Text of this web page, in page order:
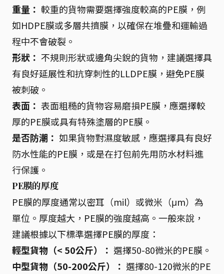
重量： 較重的貨物需要選擇強度較高的PE膜，例
如HDPE膜或多層共擠膜，以確保在堆疊和運輸過
程中不會破裂。
形狀： 不規則形狀或邊角尖銳的貨物，建議選擇具
有良好延展性和抗穿刺性的LLDPE膜，避免PE膜
被刺破。
表面： 表面粗糙的貨物容易磨損PE膜，應選擇較
厚的PE膜或具有特殊塗層的PE膜。
是否防潮： 如果貨物對濕度敏感，應選擇具有良好
防水性能的PE膜，或是在打包前先用防水材料進
行保護。
PE膜的厚度
PE膜的厚度通常以密耳（mil）或微米（μm）為
單位。厚度越大，PE膜的強度越高。一般來說，
建議根據以下標準選擇PE膜的厚度：
輕型貨物（< 50公斤）： 選擇50-80微米的PE膜。
中型貨物（50-200公斤）： 選擇80-120微米的PE